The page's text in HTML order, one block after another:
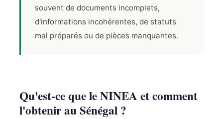
souvent de documents incomplets,
d'informations incohérentes, de statuts
mal préparés ou de pièces manquantes.
Qu'est-ce que le NINEA et comment
l'obtenir au Sénégal ?